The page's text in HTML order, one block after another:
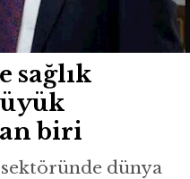
sağlık
biri
dünya